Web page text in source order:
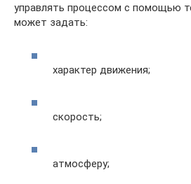
управлять процессом с помощью
может задать:
характер движения;
скорость;
атмосферу;